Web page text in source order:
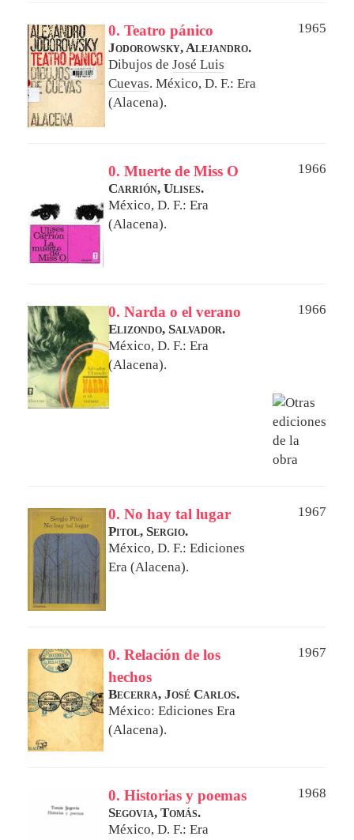
0. Teatro pánico
1965
Jodorowsky, Alejandro.
Dibujos de José Luis
Cuevas. México, D. F.: Era
(Alacena).
0. Muerte de Miss O
1966
Carrión, Ulises.
México, D. F.: Era
(Alacena).
0. Narda o el verano
1966
Elizondo, Salvador.
México, D. F.: Era
(Alacena).
0. No hay tal lugar
1967
Pitol, Sergio.
México, D. F.: Ediciones
Era (Alacena).
0. Relación de los
hechos
1967
Becerra, José Carlos.
México: Ediciones Era
(Alacena).
0. Historias y poemas
1968
Segovia, Tomás.
México, D. F.: Era